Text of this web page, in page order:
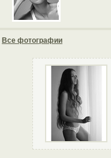
Все фотографии